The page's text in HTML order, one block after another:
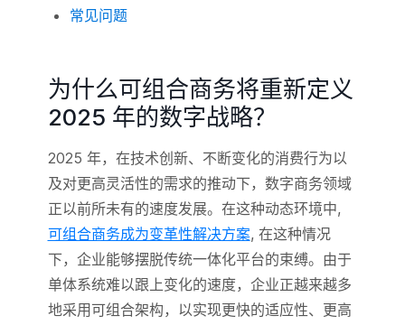
常见问题
为什么可组合商务将重新定义
2025 年的数字战略？
2025 年，在技术创新、不断变化的消费行为以
及对更高灵活性的需求的推动下，数字商务领域
正以前所未有的速度发展。在这种动态环境中,
可组合商务成为变革性解决方案, 在这种情况
下，企业能够摆脱传统一体化平台的束缚。由于
单体系统难以跟上变化的速度，企业正越来越多
地采用可组合架构，以实现更快的适应性、更高